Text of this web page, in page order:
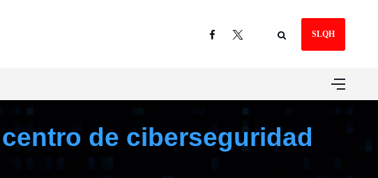
SLQH
de ciberseguridad